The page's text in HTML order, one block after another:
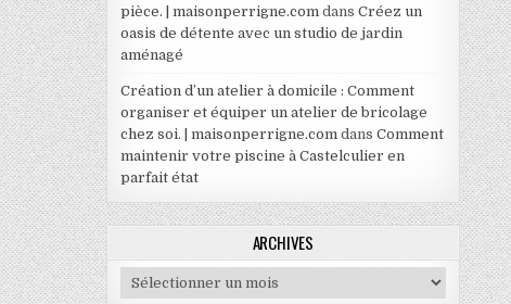
pièce. | maisonperrigne.comdans Créez un
oasis de détente avec un studio de jardin
aménagé
Création d’un atelier à domicile : Comment
organiser et équiper un atelier de bricolage
chez soi. | maisonperrigne.comdans Comment
maintenir votre piscine à Castelculier en
parfait état
ARCHIVES
Archives